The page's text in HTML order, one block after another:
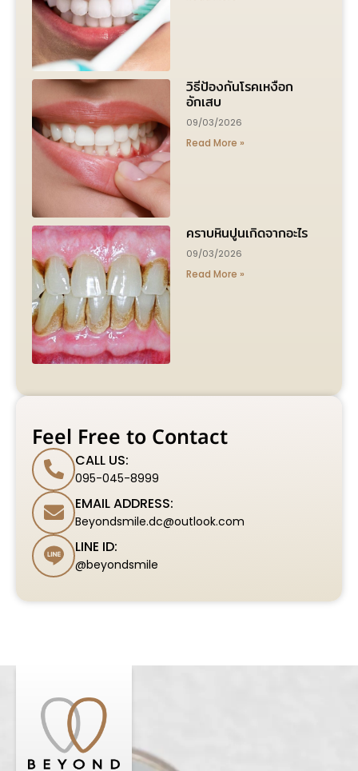
วิธีป้องกันโรคเหงือก
อักเสบ
09/03/2026
Read More »
คราบหินปูนเกิดจากอะไร
09/03/2026
Read More »
Feel Free to Contact
CALL US:
095-045-8999
EMAIL ADDRESS:
Beyondsmile.dc@outlook.com
LINE ID:
@beyondsmile